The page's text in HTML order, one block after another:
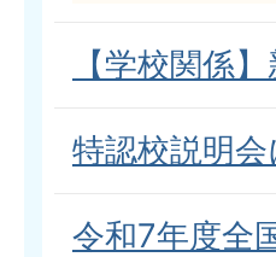
【学校関係
特認校説明
令和7年度全